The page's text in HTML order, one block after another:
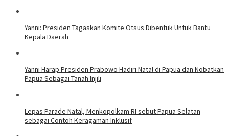
Yanni: Presiden Tagaskan Komite Otsus Dibentuk Untuk Bantu
Kepala Daerah
Yanni Harap Presiden Prabowo Hadiri Natal di Papua dan Nobatkan
Papua Sebagai Tanah Injili
​Lepas Parade Natal, Menkopolkam RI sebut Papua Selatan
sebagai Contoh Keragaman Inklusif